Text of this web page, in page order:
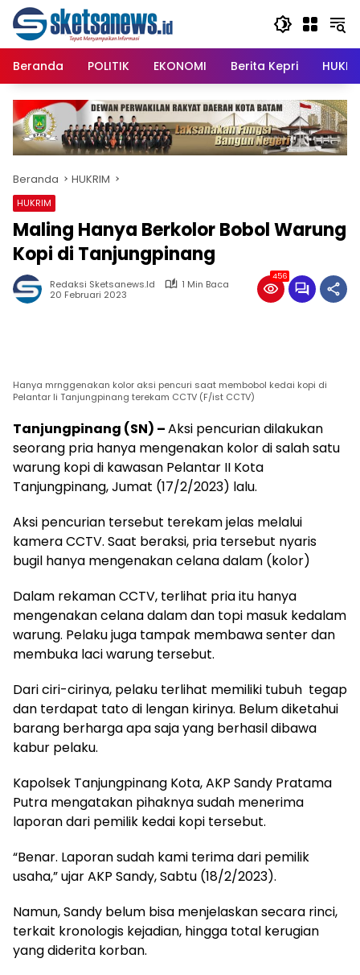
content
Langsung
konten
Beranda
POLITIK EKONOMI Berita Kepri
Beranda HUKRIM
HUKRIM
Maling Hanya Berkolor Bobol Warung
Kopi di Tanjungpinang
Redaksi Sketsanews.id
1 Min Baca
20 Februari 2023
456
Hanya mrnggenakan kolor aksi pencuri saat membobol kedai kopi di
Pelantar Ii Tanjungpinang terekam CCTV (F/ist CCTV)
Tanjungpinang (SN) –Aksi pencurian dilakukan
seorang pria hanya mengenakan kolor di salah satu
warung kopi di kawasan Pelantar II Kota
Tanjungpinang, Jumat (17/2/2023) lalu.
Aksi pencurian tersebut terekam jelas melalui
kamera CCTV. Saat beraksi, pria tersebut nyaris
bugil hanya mengenakan celana dalam (kolor)
Dalam rekaman CCTV, terlihat pria itu hanya
mengenakan celana dalam dan topi masuk kedalam
warung. Pelaku juga tampak membawa senter dan
membuka laci warung tersebut.
Dari ciri-cirinya, pelaku terlihat memiliki tubuh tegap
dan terdapat tato di lengan kirinya. Belum diketahui
barang berharga apa saja yang berhasil dibawa
kabur pelaku.
Kapolsek Tanjungpinang Kota, AKP Sandy Pratama
Putra mengatakan pihaknya sudah menerima
laporan dari pemilik kedai kopi tersebut.
“Benar. Laporan sudah kami terima dari pemilik
usaha,” ujar AKP Sandy, Sabtu (18/2/2023).
Namun, Sandy belum bisa menjelaskan secara rinci,
terkait kronologis kejadian, hingga total kerugian
yang diderita korban.